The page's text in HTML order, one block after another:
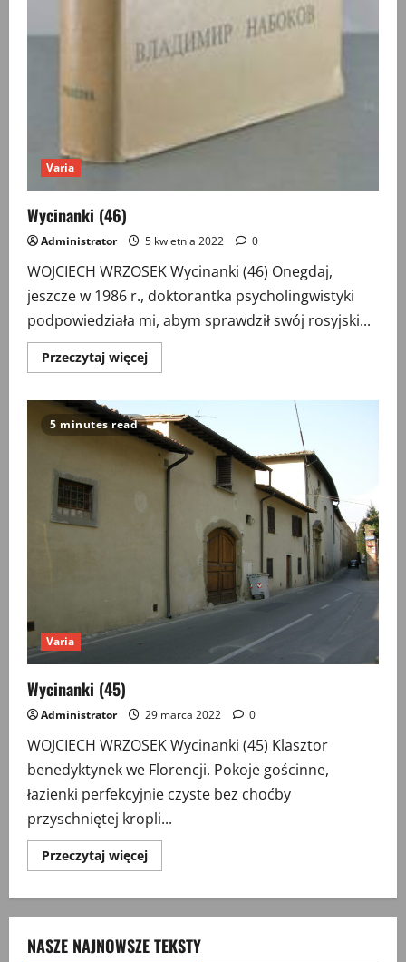
Varia
Wycinanki (46)
Administrator 5 kwietnia 2022 0
WOJCIECH WRZOSEK Wycinanki (46) Onegdaj,
jeszcze w 1986 r., doktorantka psycholingwistyki
podpowiedziała mi, abym sprawdził swój rosyjski...
Przeczytaj więcejPrzeczytaj
więcej
5 minutes read
Varia
Wycinanki (45)
Administrator 29 marca 2022 0
WOJCIECH WRZOSEK Wycinanki (45) Klasztor
benedyktynek we Florencji. Pokoje gościnne,
łazienki perfekcyjnie czyste bez choćby
przyschniętej kropli...
Przeczytaj więcejPrzeczytaj
więcej
NASZE NAJNOWSZE TEKSTY